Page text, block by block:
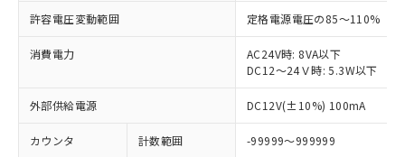
許容電圧変動範囲 定格電源電圧の85～110%（
消費電力
AC24V時: 8VA以下
DC12～24Ｖ時: 5.3W以下
外部供給電源 DC12V(±10%) 100mA
カウンタ 計数範囲 -99999～999999